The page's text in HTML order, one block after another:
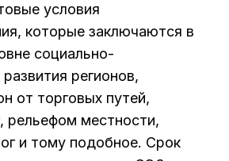
условия
которые заключаются в
социально-
регионов,
от торговых путей,
рельефом местности,
и тому подобное. Срок